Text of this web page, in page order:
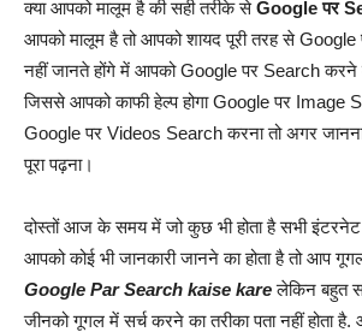
क्या आपको मालूम है की सही तरीके सेGoogle पर
आपको मालूम है तो आपको शायद पूरी तरह से Google
नहीं जानते होंगे में आपको Google पर Search करने
जिससे आपको काफी हेल्प होगा Google पर Image
Google पर Videos Search करना तो अगर
पूरा पढ़ना।
दोस्तों आज के समय में जो कुछ भी होता है सभी इंटरनेट
आपको कोई भी जानकारी जानने का होता है तो आप
Google Par Search kaise kareलेकिन बहुत
जीनको गूगल में सर्च करने का तरीका पता नहीं होता